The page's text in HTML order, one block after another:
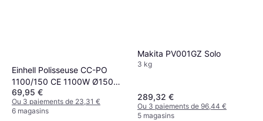
Einhell Polisseuse CC-PO
1100/150 CE 1100W Ø150
mm
69,95 €
Ou 3 paiements de 23,31 €
6 magasins
Makita PV001GZ Solo
3 kg
289,32 €
Ou 3 paiements de 96,44 €
5 magasins